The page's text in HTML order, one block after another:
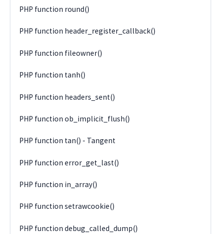
PHP function round()
PHP function header_register_callback()
PHP function fileowner()
PHP function tanh()
PHP function headers_sent()
PHP function ob_implicit_flush()
PHP function tan() - Tangent
PHP function error_get_last()
PHP function in_array()
PHP function setrawcookie()
PHP function debug_called_dump()